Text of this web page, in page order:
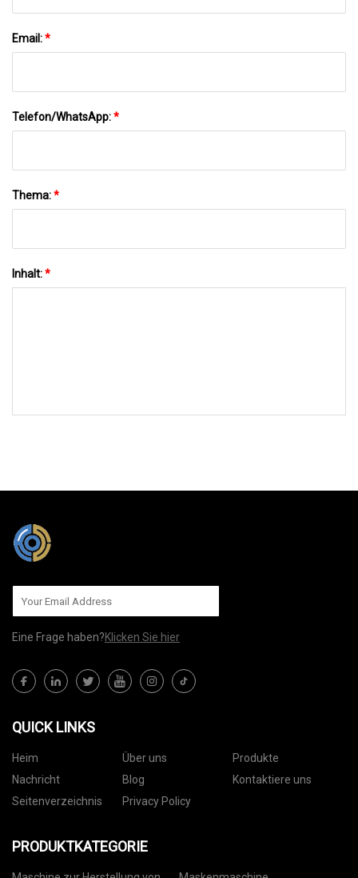
Email:*
Telefon/WhatsApp:*
Thema:*
Inhalt:*
Eine Frage haben?Klicken Sie hier
QUICK LINKS
Heim Über uns
Produkte
Nachricht
Blog
Kontaktiere uns
Seitenverzeichnis
Privacy Policy
PRODUKTKATEGORIE